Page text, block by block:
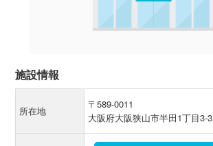
施設情報
所在地
〒589-0011
大阪府大阪狭山市半田1丁目3-3